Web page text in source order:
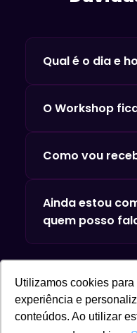
Utilizamos cookies para
experiência e
conteúdos. Ao utilizar
Qual é o dia e
08/09 e 09/09 -
online.
O Workshop
aproveitamento
não ficará
Como vou
com nota
você deve
informar as
enviado
Ainda estou
quem posso